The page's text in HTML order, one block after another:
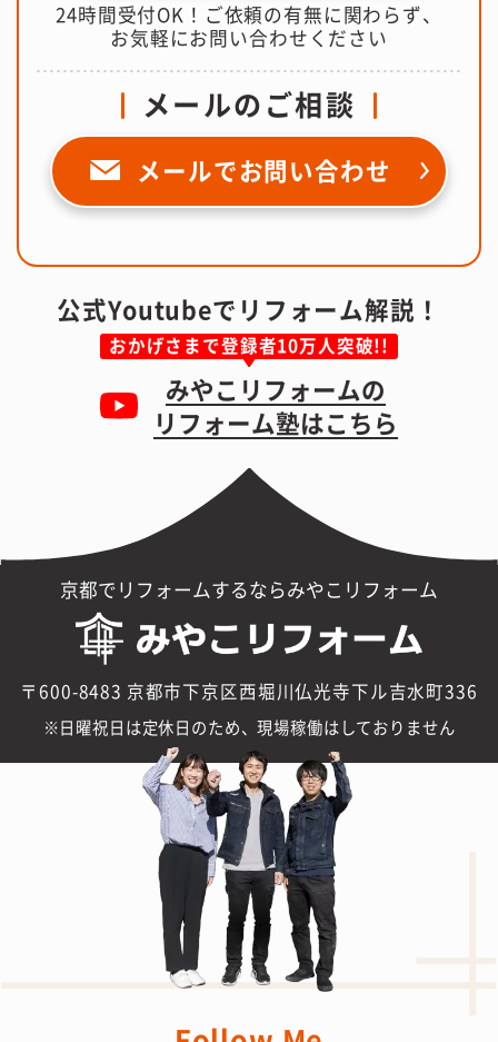
24時間受付OK！ご依頼の有無に関わらず、
お気軽にお問い合わせください
メールのご相談
メールでお問い合わせ
公式Youtubeでリフォーム解説！
おかげさまで登録者10万人突破!!
みやこリフォームの
リフォーム塾はこちら
京都でリフォームするならみやこリフォーム
〒600-8483 京都市下京区西堀川仏光寺下ル吉水町336
日曜祝日は定休日のため、現場稼働はしておりません